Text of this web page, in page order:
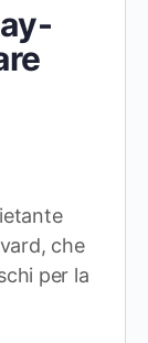
che
per la